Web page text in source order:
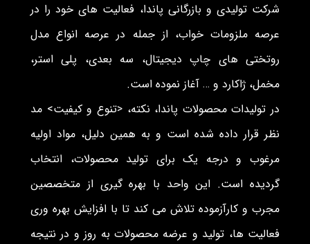
شرکت تولیدی و بازرگانی پاندا، فعالیت های خود را در
عرصه ملزومات خواب، از جمله در عرصه انواع مدل
روتختی های چاپ دیجیتال، سه بعدی، پلی استر،
مخمل، ژاکارد و … آغاز نموده است.
در تولیدات محصولات پاندا، نکته، <تنوع و کیفیت> مد
نظر قرار داده شده است و به همین دلیل، مواد اولیه
مرغوب و درجه یک برای تولید محصولات، انتخاب
گردیده است. این واحد با بهره گیری از متخصصین
مجرب و کارآزموده تلاش می کند تا با افزایش بهره وری
فعالیت ها، تولید و عرضه محصولات به روز و در نتیجه